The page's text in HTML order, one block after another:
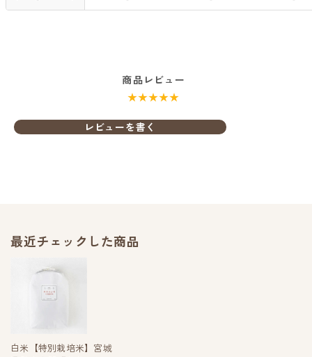
商品レビュー
★★★★★
レビューを書く
最近チェックした商品
白米【特別栽培米】宮城